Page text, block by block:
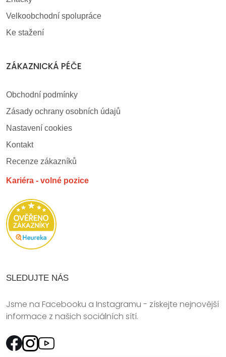
Velkoobchodní spolupráce
Ke stažení
ZÁKAZNICKÁ PÉČE
Obchodní podmínky
Zásady ochrany osobních údajů
Nastavení cookies
Kontakt
Recenze zákazníků
Kariéra - volné pozice
SLEDUJTE NÁS
Jsme na Facebooku a Instagramu - získejte nejnovější
informace z našich sociálních sítí.